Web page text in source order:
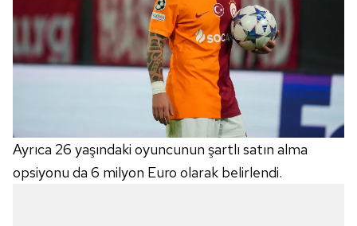
Ayrıca 26 yaşındaki oyuncunun şartlı satın alma
opsiyonu da 6 milyon Euro olarak belirlendi.